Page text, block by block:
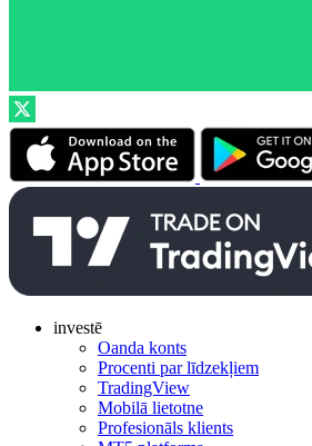
investē
Oanda konts
Procenti par līdzekļiem
TradingView
Mobilā lietotne
Profesionāls klients